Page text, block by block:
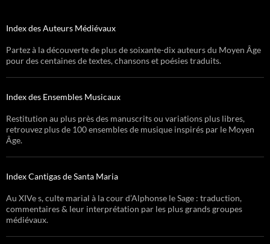
Index des Auteurs Médiévaux
Partez à la découverte de plus de soixante-dix auteurs du Moyen Âge
pour des centaines de textes, chansons et poésies traduits.
Index des Ensembles Musicaux
Restitution au plus près des manuscrits ou variations plus libres,
retrouvez plus de 100 ensembles de musique inspirés par le Moyen
Âge.
Index Cantigas de Santa Maria
Au XIVe s, culte marial à la cour d’Alphonse le Sage : traduction,
commentaires & leur interprétation par les plus grands groupes
médiévaux.